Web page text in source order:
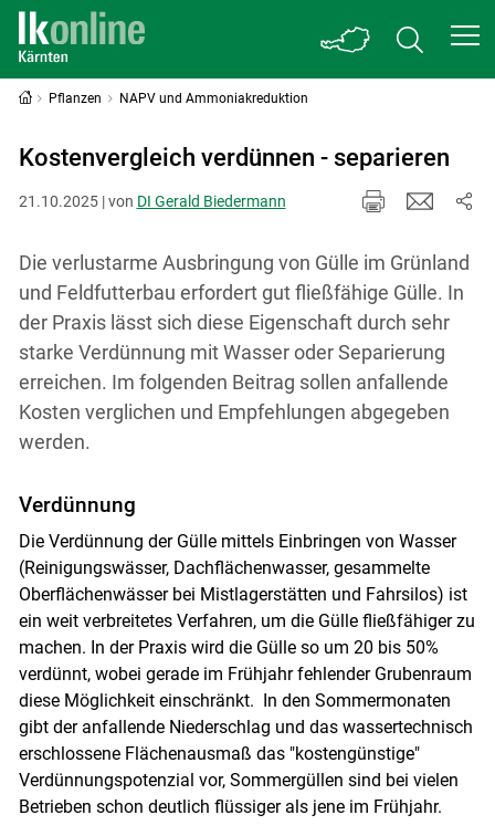
Pflanzen NAPV und Ammoniakreduktion
Kostenvergleich verdünnen - separieren
21.10.2025 | von DI Gerald Biedermann
Die verlustarme Ausbringung von Gülle im Grünland
und Feldfutterbau erfordert gut fließfähige Gülle. In
der Praxis lässt sich diese Eigenschaft durch sehr
starke Verdünnung mit Wasser oder Separierung
erreichen. Im folgenden Beitrag sollen anfallende
Kosten verglichen und Empfehlungen abgegeben
werden.
Verdünnung
Die Verdünnung der Gülle mittels Einbringen von Wasser
(Reinigungswässer, Dachflächenwasser, gesammelte
Oberflächenwässer bei Mistlagerstätten und Fahrsilos) ist
ein weit verbreitetes Verfahren, um die Gülle fließfähiger zu
machen. In der Praxis wird die Gülle so um 20 bis 50%
verdünnt, wobei gerade im Frühjahr fehlender Grubenraum
diese Möglichkeit einschränkt. In den Sommermonaten
gibt der anfallende Niederschlag und das wassertechnisch
erschlossene Flächenausmaß das "kostengünstige"
Verdünnungspotenzial vor, Sommergüllen sind bei vielen
Betrieben schon deutlich flüssiger als jene im Frühjahr.